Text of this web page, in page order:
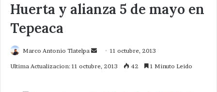
Huerta y alianza 5 de mayo en
Tepeaca
Marco Antonio Tlatelpa
Send11 octubre, 2013
Ultima Actualizacion: 11 octubre, 2013 42 1 Minuto Leido